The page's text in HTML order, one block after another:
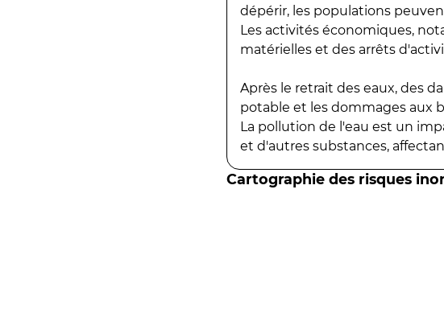
dépérir, les populations
Les activités économiques,
matérielles et des arrêts
Après le retrait des eaux, des
potable et les dommages aux
La pollution de l'eau est un
et d'autres substances,
Cartographie des risques